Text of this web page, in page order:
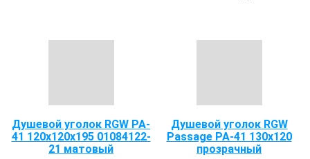
Душевой уголок RGW PA-
41 120х120х195 01084122-
21 матовый
Душевой уголок RGW
Passage PA-41 130х120
прозрачный